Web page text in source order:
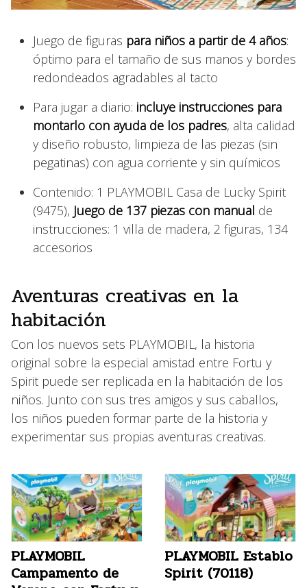
Juego de figuras para niños a partir de 4 años:
óptimo para el tamaño de sus manos y bordes
redondeados agradables al tacto
Para jugar a diario: incluye instrucciones para
montarlo con ayuda de los padres, alta calidad
y diseño robusto, limpieza de las piezas (sin
pegatinas) con agua corriente y sin químicos
Contenido: 1 PLAYMOBIL Casa de Lucky Spirit
(9475), Juego de 137 piezas con manual de
instrucciones: 1 villa de madera, 2 figuras, 134
accesorios
Aventuras creativas en la
habitación
Con los nuevos sets PLAYMOBIL, la historia
original sobre la especial amistad entre Fortu y
Spirit puede ser replicada en la habitación de los
niños. Junto con sus tres amigos y sus caballos,
los niños pueden formar parte de la historia y
experimentar sus propias aventuras creativas.
PLAYMOBIL
Campamento de
PLAYMOBIL Establo
Spirit (70118)